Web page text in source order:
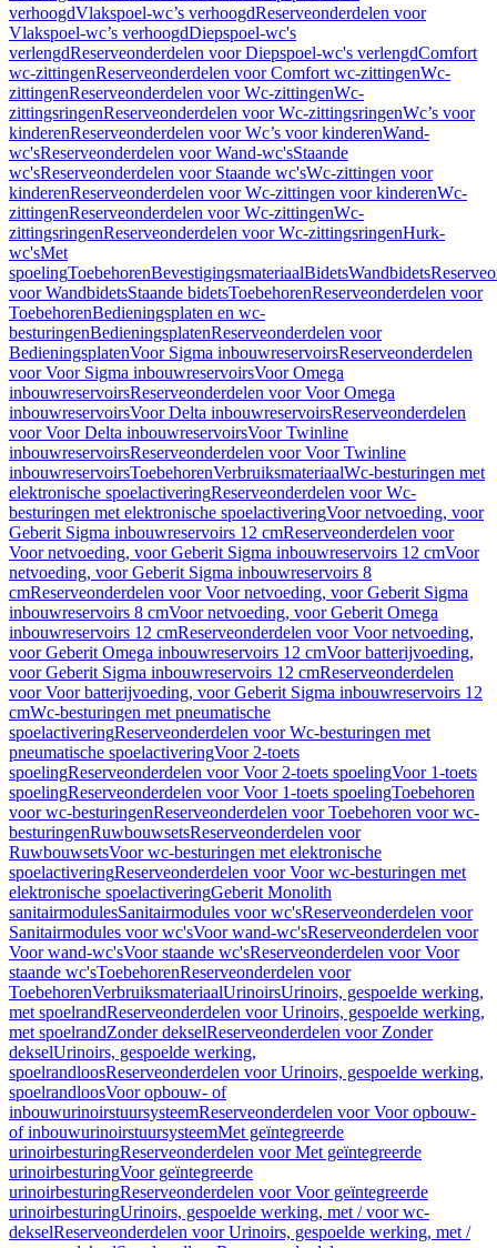
verhoogdVlakspoel-wc’s verhoogdReserveonderdelen voor
Vlakspoel-wc’s verhoogdDiepspoel-wc's
verlengdReserveonderdelen voor Diepspoel-wc's verlengdComfort
wc-zittingenReserveonderdelen voor Comfort wc-zittingenWc-
zittingenReserveonderdelen voor Wc-zittingenWc-
zittingsringenReserveonderdelen voor Wc-zittingsringenWc’s voor
kinderenReserveonderdelen voor Wc’s voor kinderenWand-
wc'sReserveonderdelen voor Wand-wc'sStaande
wc'sReserveonderdelen voor Staande wc'sWc-zittingen voor
kinderenReserveonderdelen voor Wc-zittingen voor kinderenWc-
zittingenReserveonderdelen voor Wc-zittingenWc-
zittingsringenReserveonderdelen voor Wc-zittingsringenHurk-
wc'sMet
spoelingToebehorenBevestigingsmateriaalBidetsWandbidets
voor WandbidetsStaande bidetsToebehorenReserveonderdelen voor
ToebehorenBedieningsplaten en wc-
besturingenBedieningsplatenReserveonderdelen voor
BedieningsplatenVoor Sigma inbouwreservoirsReserveonderdelen
voor Voor Sigma inbouwreservoirsVoor Omega
inbouwreservoirsReserveonderdelen voor Voor Omega
inbouwreservoirsVoor Delta inbouwreservoirsReserveonderdelen
voor Voor Delta inbouwreservoirsVoor Twinline
inbouwreservoirsReserveonderdelen voor Voor Twinline
inbouwreservoirsToebehorenVerbruiksmateriaalWc-besturingen met
elektronische spoelactiveringReserveonderdelen voor Wc-
besturingen met elektronische spoelactiveringVoor netvoeding, voor
Geberit Sigma inbouwreservoirs 12 cmReserveonderdelen voor
Voor netvoeding, voor Geberit Sigma inbouwreservoirs 12 cmVoor
netvoeding, voor Geberit Sigma inbouwreservoirs 8
cmReserveonderdelen voor Voor netvoeding, voor Geberit Sigma
inbouwreservoirs 8 cmVoor netvoeding, voor Geberit Omega
inbouwreservoirs 12 cmReserveonderdelen voor Voor netvoeding,
voor Geberit Omega inbouwreservoirs 12 cmVoor batterijvoeding,
voor Geberit Sigma inbouwreservoirs 12 cmReserveonderdelen
voor Voor batterijvoeding, voor Geberit Sigma inbouwreservoirs 12
cmWc-besturingen met pneumatische
spoelactiveringReserveonderdelen voor Wc-besturingen met
pneumatische spoelactiveringVoor 2-toets
spoelingReserveonderdelen voor Voor 2-toets spoelingVoor 1-toets
spoelingReserveonderdelen voor Voor 1-toets spoelingToebehoren
voor wc-besturingenReserveonderdelen voor Toebehoren voor wc-
besturingenRuwbouwsetsReserveonderdelen voor
RuwbouwsetsVoor wc-besturingen met elektronische
spoelactiveringReserveonderdelen voor Voor wc-besturingen met
elektronische spoelactiveringGeberit Monolith
sanitairmodulesSanitairmodules voor wc'sReserveonderdelen voor
Sanitairmodules voor wc'sVoor wand-wc'sReserveonderdelen voor
Voor wand-wc'sVoor staande wc'sReserveonderdelen voor Voor
staande wc'sToebehorenReserveonderdelen voor
ToebehorenVerbruiksmateriaalUrinoirsUrinoirs, gespoelde werking,
met spoelrandReserveonderdelen voor Urinoirs, gespoelde werking,
met spoelrandZonder dekselReserveonderdelen voor Zonder
dekselUrinoirs, gespoelde werking,
spoelrandloosReserveonderdelen voor Urinoirs, gespoelde werking,
spoelrandloosVoor opbouw- of
inbouwurinoirstuursysteemReserveonderdelen voor Voor opbouw-
of inbouwurinoirstuursysteemMet geïntegreerde
urinoirbesturingReserveonderdelen voor Met geïntegreerde
urinoirbesturingVoor geïntegreerde
urinoirbesturingReserveonderdelen voor Voor geïntegreerde
urinoirbesturingUrinoirs, gespoelde werking, met / voor wc-
dekselReserveonderdelen voor Urinoirs, gespoelde werking, met /